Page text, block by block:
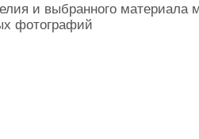
и выбранного материала
фотографий